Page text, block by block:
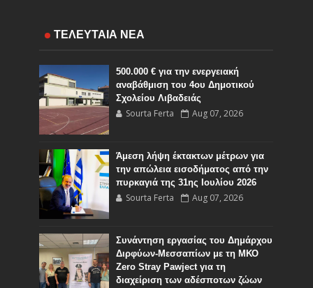
ΤΕΛΕΥΤΑΙΑ ΝΕΑ
500.000 € για την ενεργειακή
αναβάθμιση του 4ου Δημοτικού
Σχολείου Λιβαδειάς
Sourta Ferta Aug 07, 2026
Άμεση λήψη έκτακτων μέτρων για
την απώλεια εισοδήματος από την
πυρκαγιά της 31ης Ιουλίου 2026
Sourta Ferta Aug 07, 2026
Συνάντηση εργασίας του Δημάρχου
Διρφύων-Μεσσαπίων με τη ΜΚΟ
Zero Stray Pawject για τη
διαχείριση των αδέσποτων ζώων